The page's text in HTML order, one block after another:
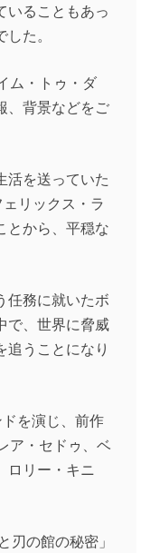
いることもあっ
た。
ム・トゥ・ダ
、背景などをご
活を送っていた
リックス・ラ
とから、平穏な
任務に就いたボ
で、世界に脅威
追うことになり
を演じ、前作
ア・セドゥ、ベ
ロリー・キニ
刃の館の秘密」